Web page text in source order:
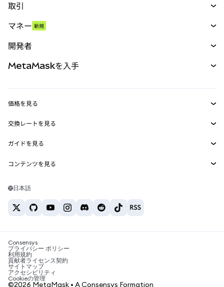
取引
パーペチュアル
RWA
マネー 新規
開発者
MetaMask Connect
Snaps
Web3サービス
MetaMaskを入手
セキュリティ
サポート
キャリア
お問い合わせ
価格を見る
イーサリアムの価格
Solanaの価格
Tetherの価格
交換レートを見る
ETH→USD
USDT→INR
BTC→INR
ETH→USDT
ガイドを見る
ETHの購入
USDTの購入
SHIBの購入
BNBの購入
コンテンツを見る
Solanaウォレット
税制関連ニュース
暗号資産の購入方法は？
ビットコインを売るには？
日本語
Consensys
プライバシー ポリシー
利用規約
貢献者ライセンス契約
サイトマップ
アクセシビリティ
Cookieの管理
©2026 MetaMask • A Consensys Formation